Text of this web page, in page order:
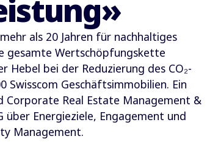
als 20 Jahren für nachhaltiges
gesamte Wertschöpfungskette
Hebel bei der Reduzierung des CO₂-
Swisscom Geschäftsimmobilien. Ein
Corporate Real Estate Management &
über Energieziele, Engagement und
Management.